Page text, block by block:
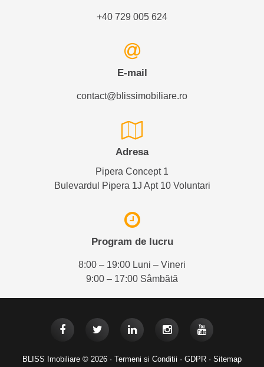
+40 729 005 624
E-mail
contact@blissimobiliare.ro
Adresa
Pipera Concept 1
Bulevardul Pipera 1J Apt 10 Voluntari
Program de lucru
8:00 – 19:00 Luni – Vineri
9:00 – 17:00 Sâmbătă
BLISS Imobiliare © 2026 · Termeni si Conditii · GDPR · Sitemap